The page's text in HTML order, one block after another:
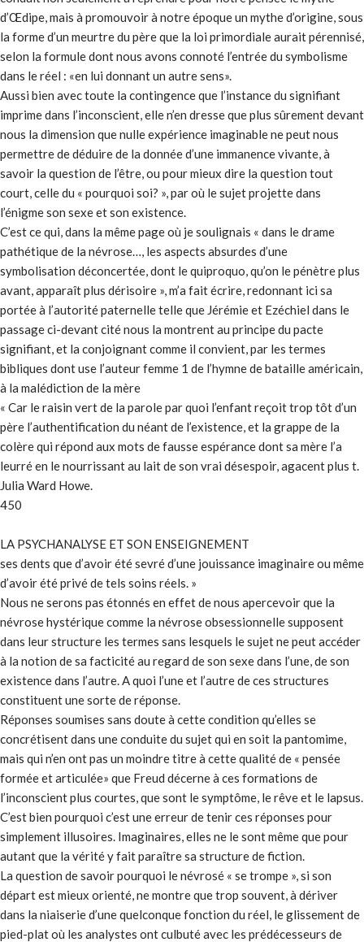
d’Œdipe, mais à promouvoir à notre époque un mythe d’origine, sous
la forme d’un meurtre du père que la loi primordiale aurait pérennisé,
selon la formule dont nous avons connoté l’entrée du symbolisme
dans le réel : «en lui donnant un autre sens».
Aussi bien avec toute la contingence que l’instance du signifiant
imprime dans l’inconscient, elle n’en dresse que plus sûrement devant
nous la dimension que nulle expérience imaginable ne peut nous
permettre de déduire de la donnée d’une immanence vivante, à
savoir la question de l’être, ou pour mieux dire la question tout
court, celle du « pourquoi soi? », par où le sujet projette dans
l’énigme son sexe et son existence.
C’est ce qui, dans la même page où je soulignais « dans le drame
pathétique de la névrose…, les aspects absurdes d’une
symbolisation déconcertée, dont le quiproquo, qu’on le pénètre plus
avant, apparaît plus dérisoire », m’a fait écrire, redonnant ici sa
portée à l’autorité paternelle telle que Jérémie et Ezéchiel dans le
passage ci-devant cité nous la montrent au principe du pacte
signifiant, et la conjoignant comme il convient, par les termes
bibliques dont use l’auteur femme 1 de l’hymne de bataille américain,
à la malédiction de la mère
« Car le raisin vert de la parole par quoi l’enfant reçoit trop tôt d’un
père l’authentification du néant de l’existence, et la grappe de la
colère qui répond aux mots de fausse espérance dont sa mère l’a
leurré en le nourrissant au lait de son vrai désespoir, agacent plus t.
Julia Ward Howe.
450
LA PSYCHANALYSE ET SON ENSEIGNEMENT
ses dents que d’avoir été sevré d’une jouissance imaginaire ou même
d’avoir été privé de tels soins réels. »
Nous ne serons pas étonnés en effet de nous apercevoir que la
névrose hystérique comme la névrose obsessionnelle supposent
dans leur structure les termes sans lesquels le sujet ne peut accéder
à la notion de sa facticité au regard de son sexe dans l’une, de son
existence dans l’autre. A quoi l’une et l’autre de ces structures
constituent une sorte de réponse.
Réponses soumises sans doute à cette condition qu’elles se
concrétisent dans une conduite du sujet qui en soit la pantomime,
mais qui n’en ont pas un moindre titre à cette qualité de « pensée
formée et articulée» que Freud décerne à ces formations de
l’inconscient plus courtes, que sont le symptôme, le rêve et le lapsus.
C’est bien pourquoi c’est une erreur de tenir ces réponses pour
simplement illusoires. Imaginaires, elles ne le sont même que pour
autant que la vérité y fait paraître sa structure de fiction.
La question de savoir pourquoi le névrosé « se trompe », si son
départ est mieux orienté, ne montre que trop souvent, à dériver
dans la niaiserie d’une quelconque fonction du réel, le glissement de
pied-plat où les analystes ont culbuté avec les prédécesseurs de